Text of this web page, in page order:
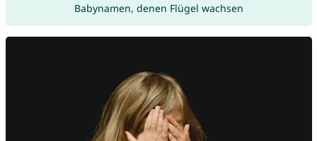
Babynamen, denen Flügel wachsen